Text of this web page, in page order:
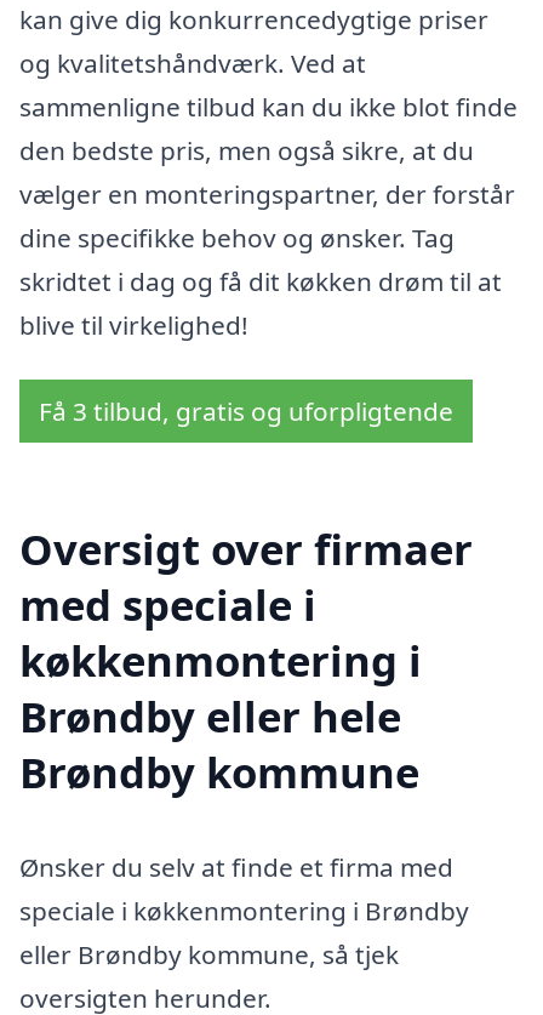
kan give dig konkurrencedygtige priser
og kvalitetshåndværk. Ved at
sammenligne tilbud kan du ikke blot finde
den bedste pris, men også sikre, at du
vælger en monteringspartner, der forstår
dine specifikke behov og ønsker. Tag
skridtet i dag og få dit køkken drøm til at
blive til virkelighed!
Få 3 tilbud, gratis og uforpligtende
Oversigt over firmaer
med speciale i
køkkenmontering i
Brøndby eller hele
Brøndby kommune
Ønsker du selv at finde et firma med
speciale i køkkenmontering i Brøndby
eller Brøndby kommune, så tjek
oversigten herunder.